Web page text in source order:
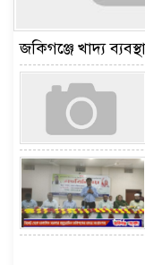
জকিগঞ্জে খাদ্য